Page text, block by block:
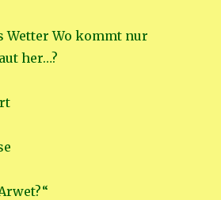
Wetter Wo kommt nur
her…?